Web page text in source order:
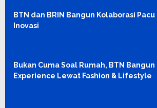
BTN dan BRIN Bangun Kolaborasi Pacu
Inovasi
Bukan Cuma Soal Rumah, BTN Bangun
Experience Lewat Fashion & Lifestyle